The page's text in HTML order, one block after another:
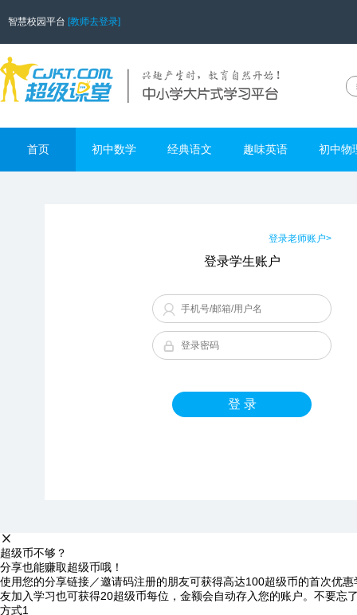
智慧校园平台 [教师去登录]
首页 初中数学 经典语文 趣味英语 初中物
登录老师账户>
登录学生账户
登 录
超级币不够？
分享也能赚取超级币哦！
使用您的分享链接／邀请码注册的朋友可获得高达100超级币的首次优
友加入学习也可获得20超级币每位，金额会自动存入您的账户。不要忘
方式1